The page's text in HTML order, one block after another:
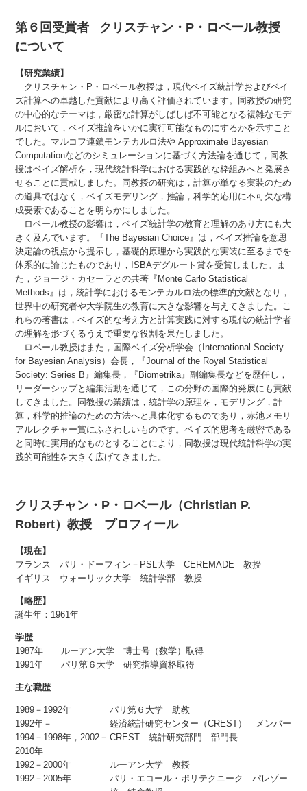
第６回受賞者 クリスチャン・P・ロベール教授
について
【研究業績】
クリスチャン・P・ロベール教授は，現代ベイズ統計学およびベイ
ズ計算への卓越した貢献により高く評価されています。同教授の研究
の中心的なテーマは，厳密な計算がしばしば不可能となる複雑なモデ
ルにおいて，ベイズ推論をいかに実行可能なものにするかを示すこと
でした。マルコフ連鎖モンテカルロ法や Approximate Bayesian
Computationなどのシミュレーションに基づく方法論を通じて，同教
授はベイズ解析を，現代統計科学における実践的な枠組みへと発展さ
せることに貢献しました。同教授の研究は，計算が単なる実装のため
の道具ではなく，ベイズモデリング，推論，科学的応用に不可欠な構
成要素であることを明らかにしました。
ロベール教授の影響は，ベイズ統計学の教育と理解のあり方にも大
きく及んでいます。『The Bayesian Choice』は，ベイズ推論を意思
決定論の視点から提示し，基礎的原理から実践的な実装に至るまでを
体系的に論じたものであり，ISBAデグルート賞を受賞しました。ま
た，ジョージ・カセーラとの共著『Monte Carlo Statistical
Methods』は，統計学におけるモンテカルロ法の標準的文献となり，
世界中の研究者や大学院生の教育に大きな影響を与えてきました。こ
れらの著書は，ベイズ的な考え方と計算実践に対する現代の統計学者
の理解を形づくるうえで重要な役割を果たしました。
ロベール教授はまた，国際ベイズ分析学会（International Society
for Bayesian Analysis）会長，『Journal of the Royal Statistical
Society: Series B』編集長，『Biometrika』副編集長などを歴任し，
リーダーシップと編集活動を通じて，この分野の国際的発展にも貢献
してきました。同教授の業績は，統計学の原理を，モデリング，計
算，科学的推論のための方法へと具体化するものであり，赤池メモリ
アルレクチャー賞にふさわしいものです。ベイズ的思考を厳密である
と同時に実用的なものとすることにより，同教授は現代統計科学の実
践的可能性を大きく広げてきました。
クリスチャン・P・ロベール（Christian P.
Robert）教授 プロフィール
【現在】
フランス パリ・ドーフィン－PSL大学 CEREMADE 教授
イギリス ウォーリック大学 統計学部 教授
【略歴】
誕生年：1961年
学歴
1987年 ルーアン大学 博士号（数学）取得
1991年 パリ第６大学 研究指導資格取得
主な職歴
1989－1992年
パリ第６大学 助教
1992年－
経済統計研究センター（CREST） メンバー
1994－1998年，2002－
2010年
CREST 統計研究部門 部門長
1992－2000年
ルーアン大学 教授
1992－2005年
パリ・エコール・ポリテクニーク パレゾー